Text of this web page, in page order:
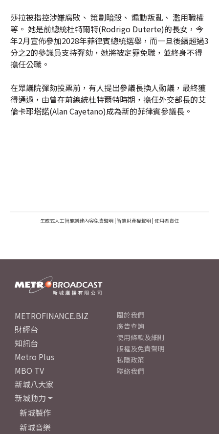
莎拉被指控涉嫌腐敗、 策劃暗殺、 煽動叛亂、 濫用職權
等。 她是前總統杜特爾特(Rodrigo Duterte)的長女，今
年2月宣佈參加2028年菲律賓總統選舉，而一旦後續超過3
分之2的參議員支持彈劾，她將被定罪免職，並終身不得
擔任公職。
在眾議院彈劾投票前，有人提出參議長換人動議，最終獲
得通過，由曾在前總統杜特爾特時期，擔任外交部長的艾
倫卡耶塔諾(Alan Cayetano)成為新的菲律賓參議長。
生成式人工智能創建內容免責聲明 | 智慧財產權聲明 | 使用者責任
METROFINANCE.BIZ
財經台
知訊台
Metro Plus
MBO TV
新城八大家
新城動力
新城製作
新城音樂
關於我們
廣告查詢
使用條款及細則
版權及免責聲明
私隱政策
聯絡我們